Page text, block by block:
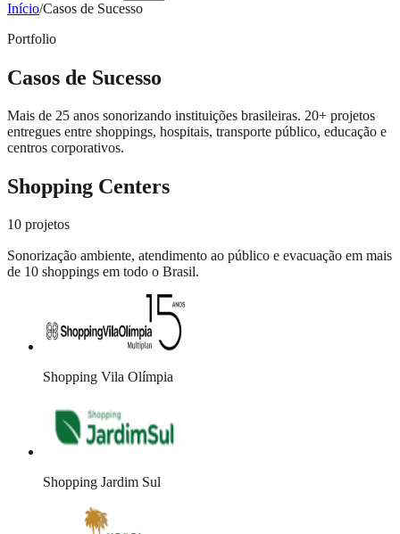
Início/Casos de Sucesso
Portfolio
Casos de Sucesso
Mais de 25 anos sonorizando instituições brasileiras. 20+ projetos
entregues entre shoppings, hospitais, transporte público, educação e
centros corporativos.
Shopping Centers
10 projetos
Sonorização ambiente, atendimento ao público e evacuação em mais
de 10 shoppings em todo o Brasil.
Shopping Vila Olímpia
Shopping Jardim Sul